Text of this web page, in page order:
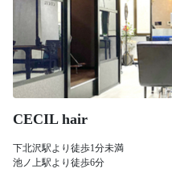
CECIL hair
下北沢駅より徒歩1分未満
池ノ上駅より徒歩6分